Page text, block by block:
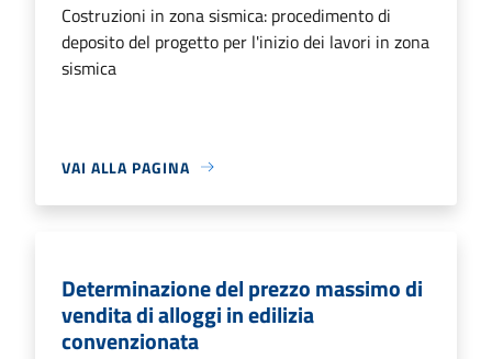
Costruzioni in zona sismica: procedimento di
deposito del progetto per l'inizio dei lavori in zona
sismica
VAI ALLA PAGINA
Determinazione del prezzo massimo di
vendita di alloggi in edilizia
convenzionata